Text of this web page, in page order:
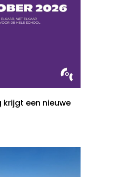
krijgt een nieuwe